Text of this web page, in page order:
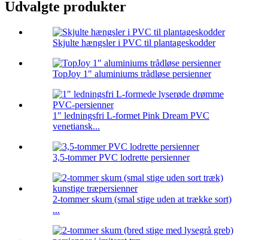
Udvalgte produkter
Skjulte hængsler i PVC til plantageskodder
TopJoy 1″ aluminiums trådløse persienner
1″ ledningsfri L-formet Pink Dream PVC
venetiansk...
3,5-tommer PVC lodrette persienner
2-tommer skum (smal stige uden at trække sort)
...